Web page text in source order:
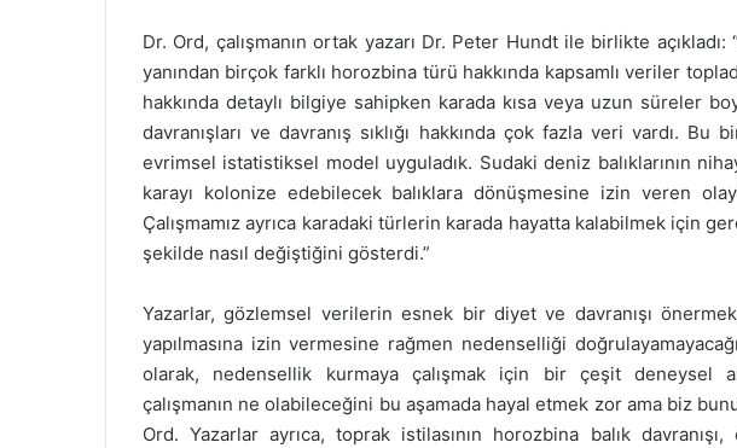
Dr. Ord, çalışmanın ortak yazarı Dr. Peter Hundt ile birlikte
yanından birçok farklı horozbina türü hakkında kapsamlı veriler
hakkında detaylı bilgiye sahipken karada kısa veya uzun süreler
davranışları ve davranış sıklığı hakkında çok fazla veri vardı.
evrimsel istatistiksel model uyguladık. Sudaki deniz balıklarının
karayı kolonize edebilecek balıklara dönüşmesine izin veren
Çalışmamız ayrıca karadaki türlerin karada hayatta kalabilmek için
şekilde nasıl değiştiğini gösterdi.”
Yazarlar, gözlemsel verilerin esnek bir diyet ve davranışı
yapılmasına izin vermesine rağmen nedenselliği
olarak, nedensellik kurmaya çalışmak için bir çeşit deneysel
çalışmanın ne olabileceğini bu aşamada hayal etmek zor ama biz
Ord. Yazarlar ayrıca, toprak istilasının horozbina balık